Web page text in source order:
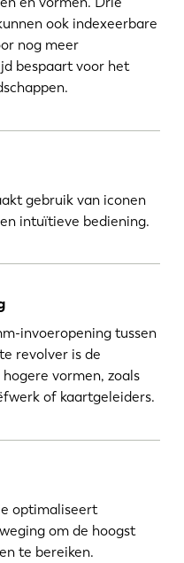
ook indexeerbare
nog meer
bespaart voor het
gebruik van iconen
intuïtieve bediening.
invoeropening tussen
revolver is de
vormen, zoals
of kaartgeleiders.
optimaliseert
om de hoogst
te bereiken.